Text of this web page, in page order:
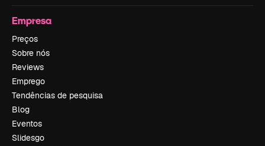
Empresa
Preços
Sobre nós
Reviews
Emprego
Tendências de pesquisa
Blog
Eventos
Slidesgo